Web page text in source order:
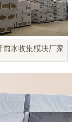
雨水收集模块厂家